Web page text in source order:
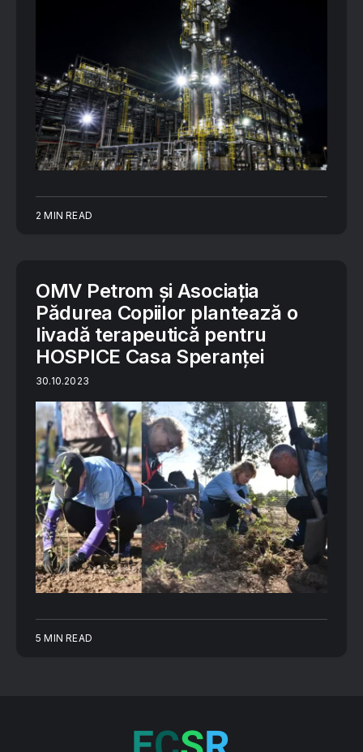
2 MIN READ
OMV Petrom și Asociația
Pădurea Copiilor plantează o
livadă terapeutică pentru
HOSPICE Casa Speranței
30.10.2023
5 MIN READ